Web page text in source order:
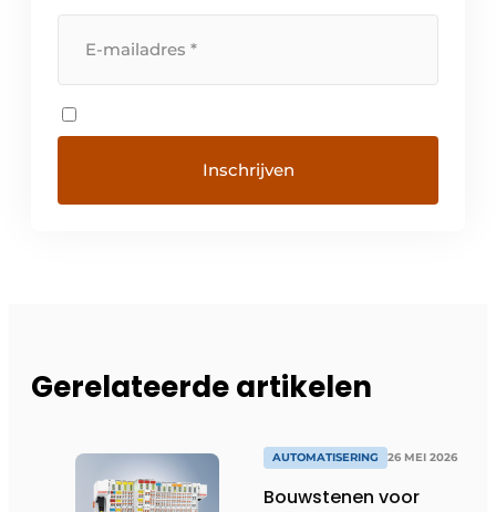
Gerelateerde artikelen
AUTOMATISERING 26 MEI 2026
Bouwstenen voor